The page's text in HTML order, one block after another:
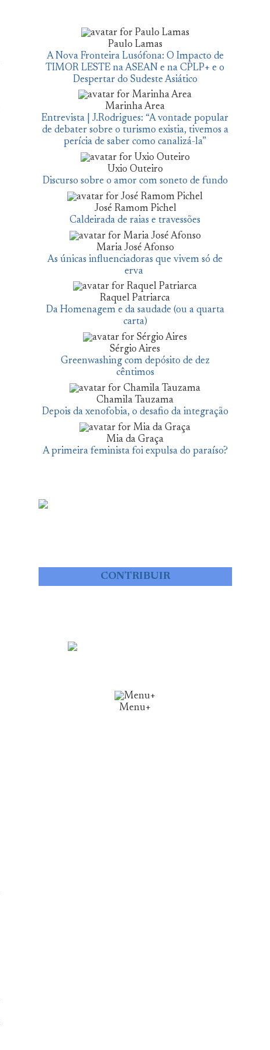
Paulo Lamas
A Nova Fronteira Lusófona: O Impacto de
TIMOR LESTE na ASEAN e na CPLP+ e o
Despertar do Sudeste Asiático
Marinha Area
Entrevista | J.Rodrigues: “A vontade popular
de debater sobre o turismo existia, tivemos a
perícia de saber como canalizá-la”
Uxio Outeiro
Discurso sobre o amor com soneto de fundo
José Ramom Pichel
Caldeirada de raias e travessões
Maria José Afonso
As únicas influenciadoras que vivem só de
erva
Raquel Patriarca
Da Homenagem e da saudade (ou a quarta
carta)
Sérgio Aires
Greenwashing com depósito de dez
cêntimos
Chamila Tauzama
Depois da xenofobia, o desafio da integração
Mia da Graça
A primeira feminista foi expulsa do paraíso?
CONTRIBUIR
Menu+